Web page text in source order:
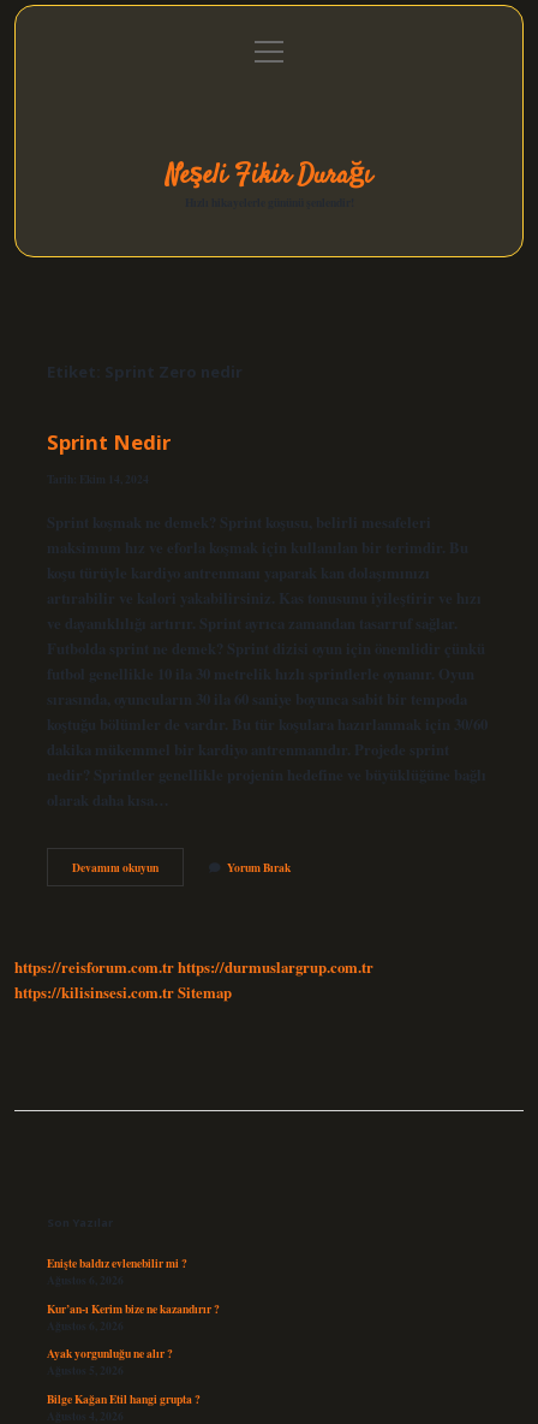
Gizlilik Politikası
menüyü
aç
Neşeli Fikir Durağı
Etiket: Sprint Zero nedir
Sprint Nedir
Tarih: Ekim 14, 2024
Sprint koşmak ne demek? Sprint koşusu, belirli mesafeleri
maksimum hız ve eforla koşmak için kullanılan bir terimdir. Bu
koşu türüyle kardiyo antrenmanı yaparak kan dolaşımınızı
artırabilir ve kalori yakabilirsiniz. Kas tonusunu iyileştirir ve hızı
ve dayanıklılığı artırır. Sprint ayrıca zamandan tasarruf sağlar.
Futbolda sprint ne demek? Sprint dizisi oyun için önemlidir çünkü
futbol genellikle 10 ila 30 metrelik hızlı sprintlerle oynanır. Oyun
sırasında, oyuncuların 30 ila 60 saniye boyunca sabit bir tempoda
koştuğu bölümler de vardır. Bu tür koşulara hazırlanmak için 30/60
dakika mükemmel bir kardiyo antrenmanıdır. Projede sprint
nedir? Sprintler genellikle projenin hedefine ve büyüklüğüne bağlı
olarak daha kısa…
Devamını okuyunSprint
Nedir
Yorum Bırak
https://reisforum.com.trhttps://durmuslargrup.com.tr
https://kilisinsesi.com.trSitemap
Son Yazılar
Enişte baldız evlenebilir mi ?
Ağustos 6, 2026
Kur’an-ı Kerim bize ne kazandırır ?
Ağustos 6, 2026
Ayak yorgunluğu ne alır ?
Ağustos 5, 2026
Bilge Kağan Etil hangi grupta ?
Ağustos 4, 2026